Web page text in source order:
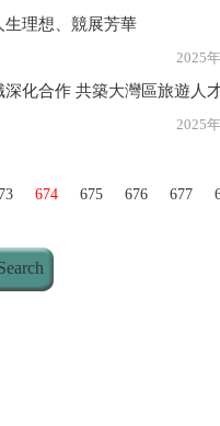
理想、競展芳華
2月25
化合作 共築大灣區旅遊人
2月25
674 675 676 677